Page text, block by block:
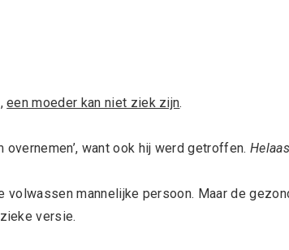
een moeder kan niet ziek zijn.
want ook hij werd getroffen. Helaas
volwassen mannelijke persoon. Maar de
versie.